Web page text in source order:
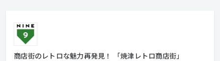
商店街のレトロな魅力再発見！ 「焼津レトロ商店街」